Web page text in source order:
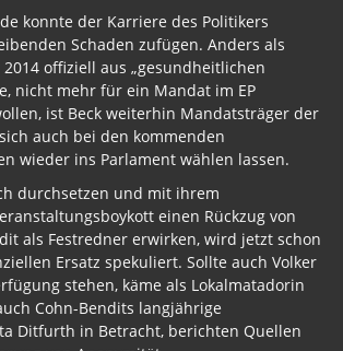
konnte der Karriere des Politikers
Schaden zufügen. Anders als
offiziell aus „gesundheitlichen
nicht mehr für ein Mandat im EP
ist Beck weiterhin Mandatsträger der
auch bei den kommenden
wieder ins Parlament wählen lassen.
durchsetzen und mit ihrem
einen Rückzug von
als Festredner erwirken, wird jetzt schon
Ersatz spekuliert. Sollte auch Volker
stehen, käme als Lokalmatadorin
Cohn-Bendits langjährige
Ditfurth in Betracht, berichten Quellen